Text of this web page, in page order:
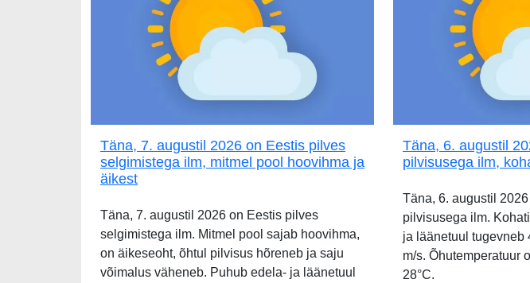
Täna, 7. augustil 2026 on Eestis pilves
selgimistega ilm, mitmel pool hoovihma ja
äikest
Täna, 7. augustil 2026 on Eestis pilves
selgimistega ilm. Mitmel pool sajab hoovihma,
on äikeseoht, õhtul pilvisus hõreneb ja saju
võimalus väheneb. Puhub edela- ja läänetuul
Täna, 6. augustil
pilvisusega ilm,
Täna, 6. augustil
pilvisusega ilm.
ja läänetuul tugevneb
m/s. Õhutemperatuur
28°C.